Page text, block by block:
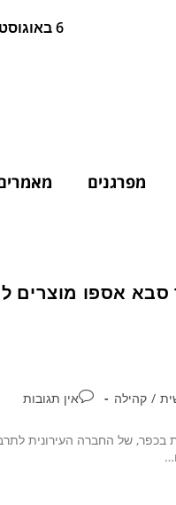
6 באוגוסט 2026 4:16
מפרגנים
סבא אספו מוצרים
/ קהילה אין תגובות
בכפר, של החברה העירונית